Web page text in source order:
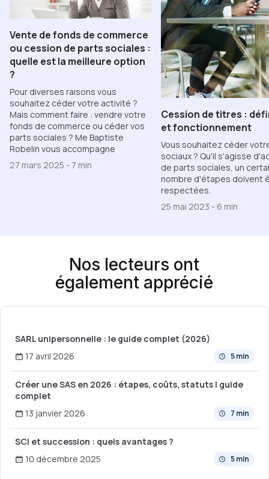
Vente de fonds de commerce
ou cession de parts sociales :
quelle est la meilleure option
?
Pour diverses raisons vous
souhaitez céder votre activité ?
Mais comment faire : vendre votre
fonds de commerce ou céder vos
parts sociales ? Me Baptiste
Robelin vous accompagne
27 mars 2025 - 7 min
Cession de titres :
et fonctionnement
Vous souhaitez céder
sociaux ? Qu'il s'agisse
de parts sociales, un
nombre d'étapes doivent
respectées.
25 mai 2023 - 6 min
Nos lecteurs ont
également apprécié
SARL unipersonnelle : le guide complet (2026)
5 min
17 avril 2026
Créer une SAS en 2026 : étapes, coûts, statuts | guide
complet
7 min
13 janvier 2026
SCI et succession : quels avantages ?
5 min
10 décembre 2025